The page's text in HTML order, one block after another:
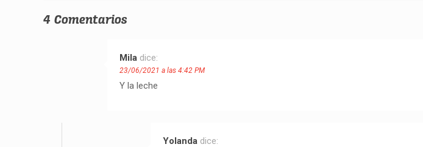
4 Comentarios
Mila dice:
23/06/2021 a las 4:42 PM
Y la leche
Yolanda dice: